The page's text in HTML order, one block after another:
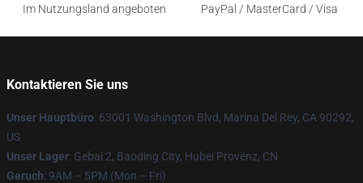
Im Nutzungsland angeboten
PayPal / MasterCard / Visa
Kontaktieren Sie uns
Unser Hauptbüro: 63001 Washington Blvd, Marina Del Rey, CA 90292,
US
Unser Lager: Gebai 2, Baoding City, Hubei Provënz, CN
Geruch: 9AM – 5PM (Mon – Fri)